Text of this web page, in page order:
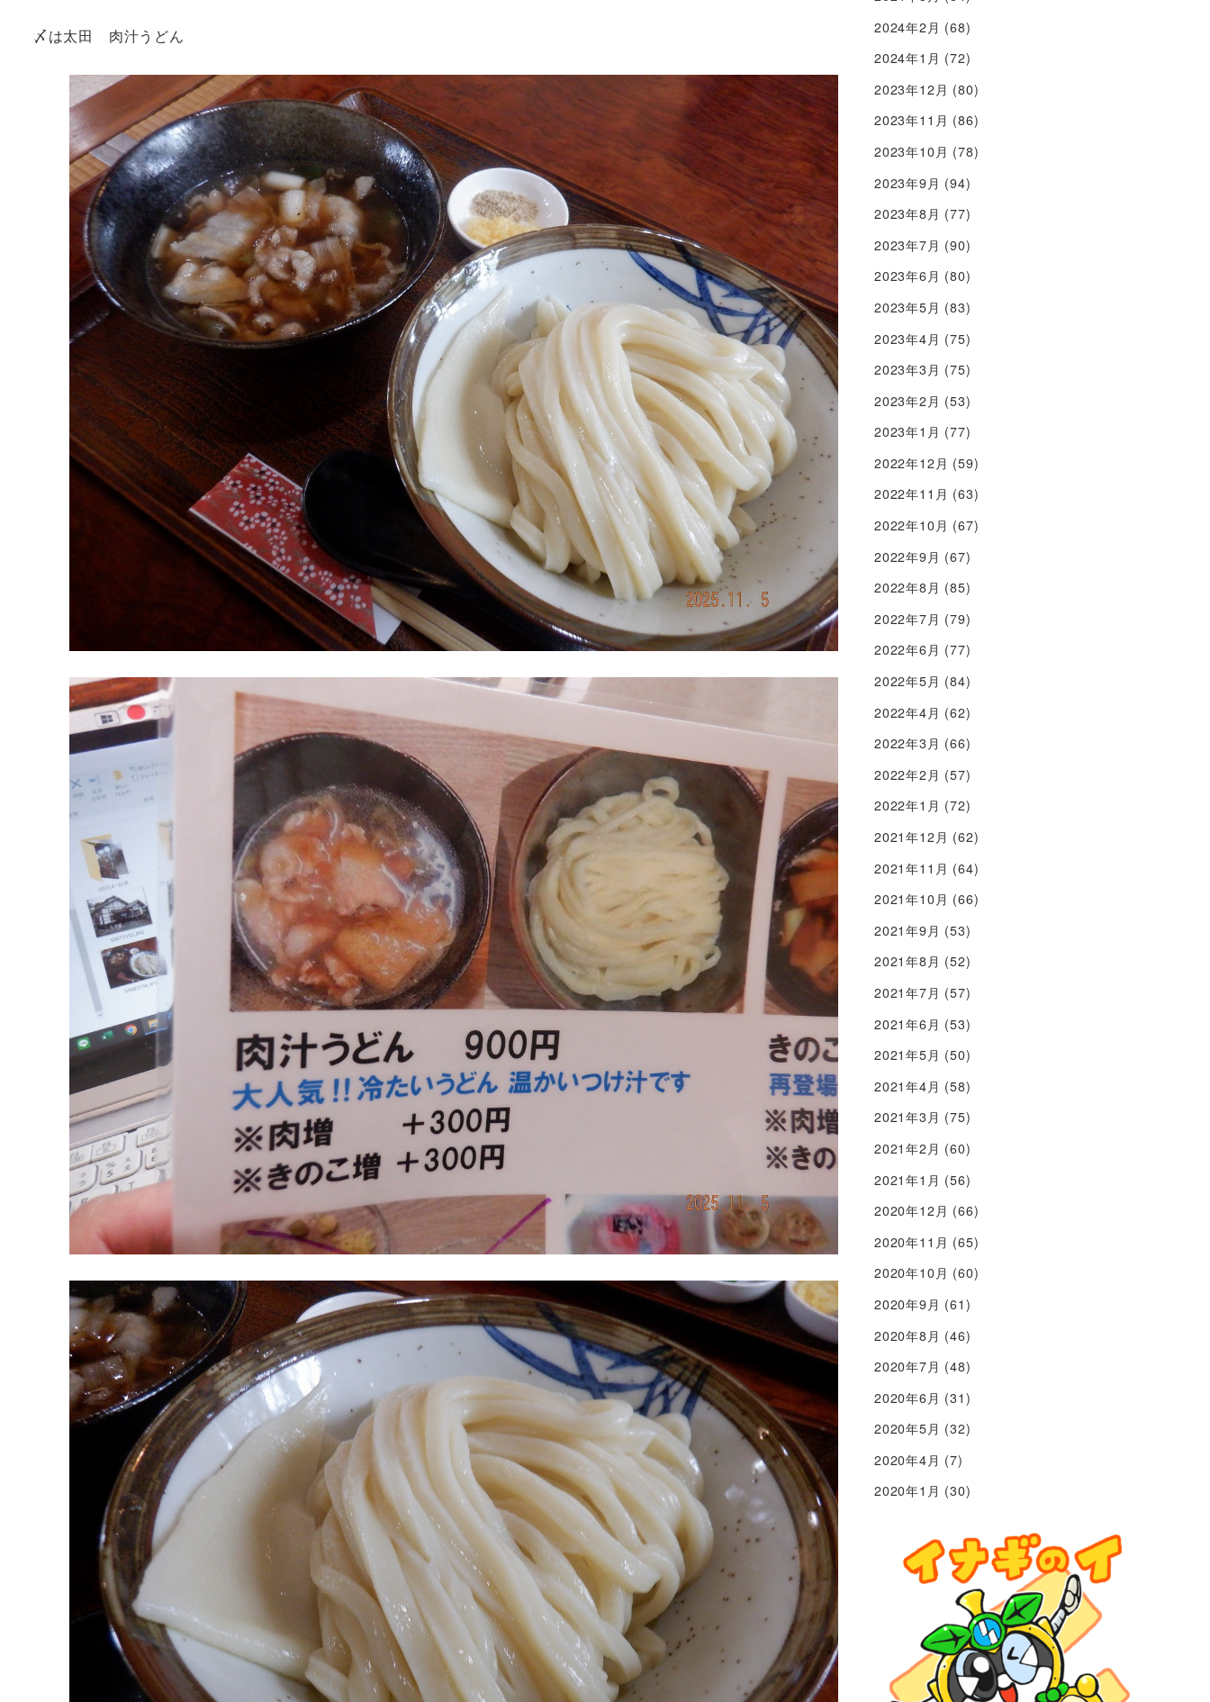
〆は太田 肉汁うどん
2024年2月 (68)
2024年1月 (72)
2023年12月 (80)
2023年11月 (86)
2023年10月 (78)
2023年9月 (94)
2023年8月 (77)
2023年7月 (90)
2023年6月 (80)
2023年5月 (83)
2023年4月 (75)
2023年3月 (75)
2023年2月 (53)
2023年1月 (77)
2022年12月 (59)
2022年11月 (63)
2022年10月 (67)
2022年9月 (67)
2022年8月 (85)
2022年7月 (79)
2022年6月 (77)
2022年5月 (84)
2022年4月 (62)
2022年3月 (66)
2022年2月 (57)
2022年1月 (72)
2021年12月 (62)
2021年11月 (64)
2021年10月 (66)
2021年9月 (53)
2021年8月 (52)
2021年7月 (57)
2021年6月 (53)
2021年5月 (50)
2021年4月 (58)
2021年3月 (75)
2021年2月 (60)
2021年1月 (56)
2020年12月 (66)
2020年11月 (65)
2020年10月 (60)
2020年9月 (61)
2020年8月 (46)
2020年7月 (48)
2020年6月 (31)
2020年5月 (32)
2020年4月 (7)
2020年1月 (30)